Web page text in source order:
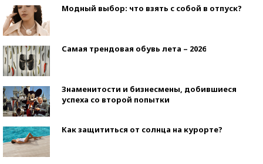
Модный выбор: что взять с собой в отпуск?
Самая трендовая обувь лета – 2026
Знаменитости и бизнесмены, добившиеся
успеха со второй попытки
Как защититься от солнца на курорте?